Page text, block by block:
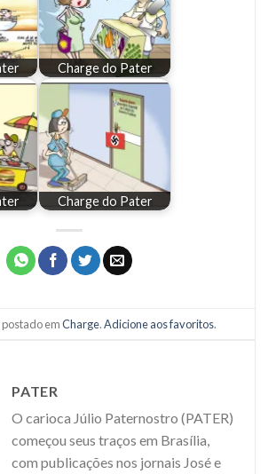
Charge do Pater
Charge do Pater
emCharge.Adicione aos favoritos.
PATER
O carioca Júlio Paternostro (PATER)
começou seus traços em Brasília,
com publicações nos jornais José e